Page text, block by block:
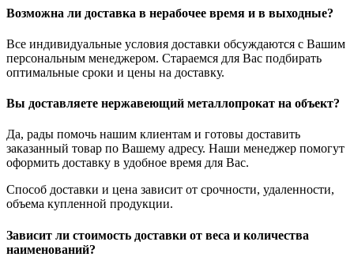
Возможна ли доставка в нерабочее время и в выходные?
Все индивидуальные условия доставки обсуждаются с Вашим
персональным менеджером. Стараемся для Вас подбирать
оптимальные сроки и цены на доставку.
Вы доставляете нержавеющий металлопрокат на объект?
Да, рады помочь нашим клиентам и готовы доставить
заказанный товар по Вашему адресу. Наши менеджер помогут
оформить доставку в удобное время для Вас.
Способ доставки и цена зависит от срочности, удаленности,
объема купленной продукции.
Зависит ли стоимость доставки от веса и количества
наименований?